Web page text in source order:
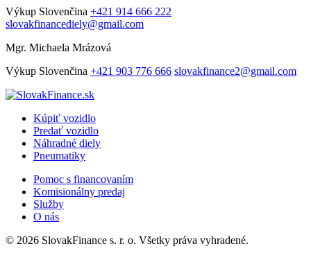
Výkup Slovenčina +421 914 666 222
slovakfinancediely@gmail.com
Mgr. Michaela Mrázová
Výkup Slovenčina +421 903 776 666 slovakfinance2@gmail.com
Kúpiť vozidlo
Predať vozidlo
Náhradné diely
Pneumatiky
Pomoc s financovaním
Komisionálny predaj
Služby
O nás
© 2026 SlovakFinance s. r. o. Všetky práva vyhradené.